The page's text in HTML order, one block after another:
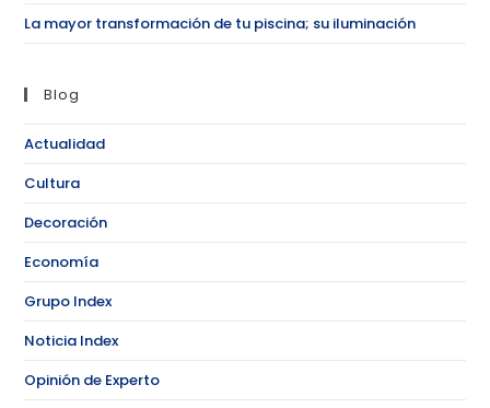
La mayor transformación de tu piscina; su iluminación
Blog
Actualidad
Cultura
Decoración
Economía
Grupo Index
Noticia Index
Opinión de Experto